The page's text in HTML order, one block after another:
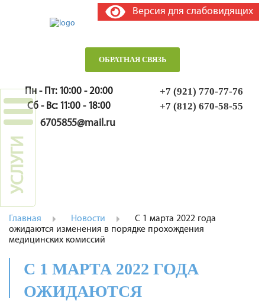
Версия для слабовидящих
ОБРАТНАЯ СВЯЗЬ
Пн - Пт: 10:00 - 20:00
Сб - Вс: 11:00 - 18:00
6705855@mail.ru
+7 (921) 770-77-76
+7 (812) 670-58-55
Главная Новости
С 1 марта 2022 года
ожидаются изменения в порядке прохождения
медицинских комиссий
УСЛУГИ
С 1 МАРТА 2022 ГОДА
ОЖИДАЮТСЯ